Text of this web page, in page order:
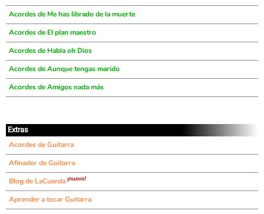
Acordes de Me has librado de la muerte
Acordes de El plan maestro
Acordes de Habla oh Dios
Acordes de Aunque tengas marido
Acordes de Amigos nada más
Extras
Acordes de Guitarra
Afinador de Guitarra
Blog de LaCuerda ¡nuevo!
Aprender a tocar Guitarra